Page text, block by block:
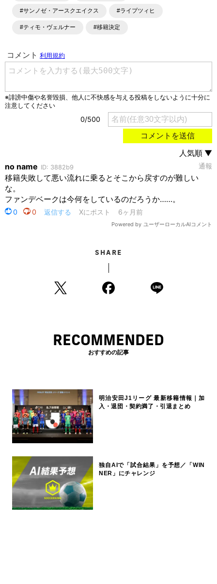
#サンノゼ・アースクエイクス #ライプツィヒ
#ティモ・ヴェルナー #移籍決定
SHARE
RECOMMENDED
おすすめの記事
明治安田J1リーグ 最新移籍情報｜加
入・退団・契約満了・引退まとめ
独自AIで「試合結果」を予想／「WIN
NER」にチャレンジ